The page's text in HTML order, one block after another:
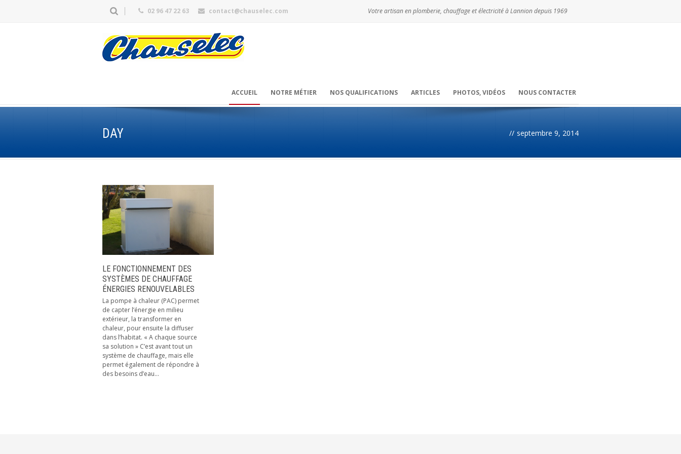
02 96 47 22 63 contact@chauselec.com Votre artisan en plomberie, chauffage et électricité à Lannion depuis 1969
ACCUEIL NOTRE MÉTIER NOS QUALIFICATIONS ARTICLES PHOTOS, VIDÉOS NOUS CONTACTER
DAY // septembre 9, 2014
LE FONCTIONNEMENT DES
SYSTÈMES DE CHAUFFAGE
ÉNERGIES RENOUVELABLES
La pompe à chaleur (PAC) permet
de capter l’énergie en milieu
extérieur, la transformer en
chaleur, pour ensuite la diffuser
dans l’habitat. « A chaque source
sa solution » C’est avant tout un
système de chauffage, mais elle
permet également de répondre à
des besoins d’eau...